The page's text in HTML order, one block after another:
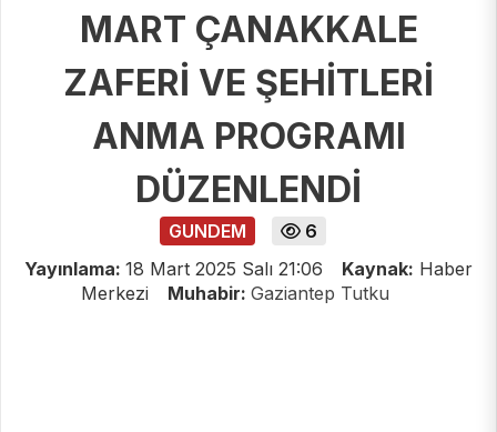
MART ÇANAKKALE
ZAFERİ VE ŞEHİTLERİ
ANMA PROGRAMI
DÜZENLENDİ
GUNDEM
6
Yayınlama: 18 Mart 2025 Salı 21:06 Kaynak: Haber
Merkezi
Muhabir: Gaziantep Tutku